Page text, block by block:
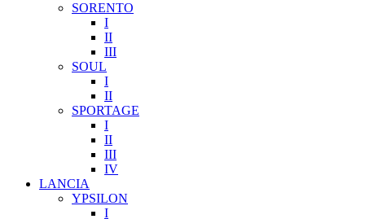
SORENTO
I
II
III
SOUL
I
II
SPORTAGE
I
II
III
IV
LANCIA
YPSILON
I